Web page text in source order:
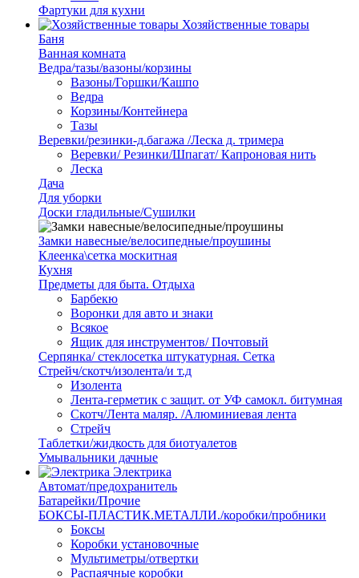
Фартуки для кухни
Хозяйственные товары
Баня
Ванная комната
Ведра/тазы/вазоны/корзины
Вазоны/Горшки/Кашпо
Ведра
Корзины/Контейнера
Тазы
Веревки/резинки-д.багажа /Леска д. тримера
Веревки/ Резинки/Шпагат/ Капроновая нить
Леска
Дача
Для уборки
Доски гладильные/Сушилки
Замки навесные/велосипедные/проушины
Клеенка\сетка москитная
Кухня
Предметы для быта. Отдыха
Барбекю
Воронки для авто и знаки
Всякое
Ящик для инструментов/ Почтовый
Серпянка/ стеклосетка штукатурная. Сетка
Стрейч/скотч/изолента/и т.д
Изолента
Лента-герметик с защит. от УФ самокл. битумная
Скотч/Лента маляр. /Алюминиевая лента
Стрейч
Таблетки/жидкость для биотуалетов
Умывальники дачные
Электрика
Автомат/предохранитель
Батарейки/Прочие
БОКСЫ-ПЛАСТИК.МЕТАЛЛИ./коробки/пробники
Боксы
Коробки установочные
Мультиметры/отвертки
Распаячные коробки